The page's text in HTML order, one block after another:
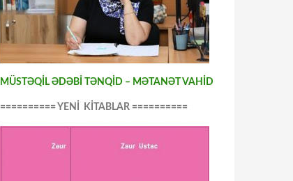
MÜSTƏQİL ƏDƏBİ TƏNQİD – MƏTANƏT VAHİD
========== YENİ KİTABLAR ==========